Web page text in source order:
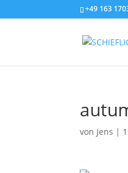
+49 163
von Jens |